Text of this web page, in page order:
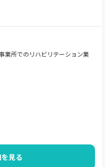
業所でのリハビリテーション業
見る